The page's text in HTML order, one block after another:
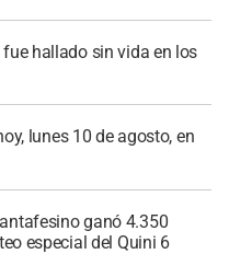
hallado sin vida en los
lunes 10 de agosto, en
ganó 4.350
especial del Quini 6